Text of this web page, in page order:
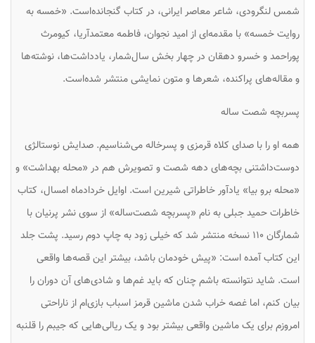
شمس لنگرودی، شاعر معاصر ایرانی، در کتاب گنجانده‌است. «خمسه به
روایت خمسه» با مقدمه‌ای از امید نجوان، فاطمه معتمدآریا، کیومرث
پوراحمد و خسرو دهقان در چهار بخش سال‌شمار، یادداشت‌ها، نوشته‌ها
و مقاله‌های پراکنده، شعرها و متون نمایشی منتشر شده‌است.
پسربچه شصت ساله
همه او را با صدای کلاه قرمزی و پسرخاله می‌شناسیم. صدایش نوستالژی
دوست‌داشتنی بچه‌های دهه شصت و تصویرش هم در «محله بهداشت» و
«محله برو بیا» یادآور خاطراتی شیرین است. اوایل خردادماه امسال، کتاب
خاطرات حمید جبلی به نام «پسربچه شصت‌ساله» از سوی نشر پرنیان با
شمارگان ۱۱۰ نسخه منتشر شد که خیلی زود به چاپ دوم رسید. پشت جلد
این کتاب آمده است: «پیش خودمان باشد، بیشتر این قصه‌ها واقعی
است. شاید نتوانسته باشم چنان که باید غم‌ها و شادی‌های آن دوران را
بیان کنم، اما غصه خراب شدن ماشین قرمز اسباب بازی‌ام از ناراحتی
امروزم برای یک ماشین واقعی بیشتر بود و یک ریالی‌هایی که جیبم را قلنبه